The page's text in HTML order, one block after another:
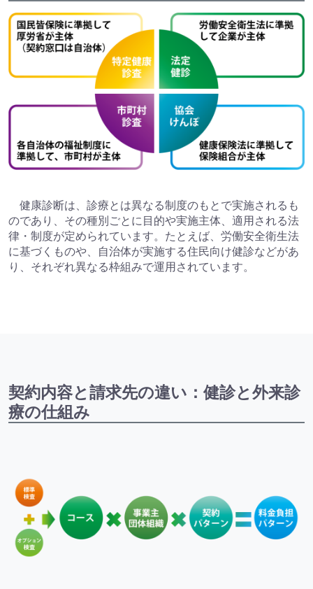
健康診断は、診療とは異なる制度のもとで実施されるも
のであり、その種別ごとに目的や実施主体、適用される法
律・制度が定められています。たとえば、労働安全衛生法
に基づくものや、自治体が実施する住民向け健診などがあ
り、それぞれ異なる枠組みで運用されています。
契約内容と請求先の違い：健診と外来診
療の仕組み